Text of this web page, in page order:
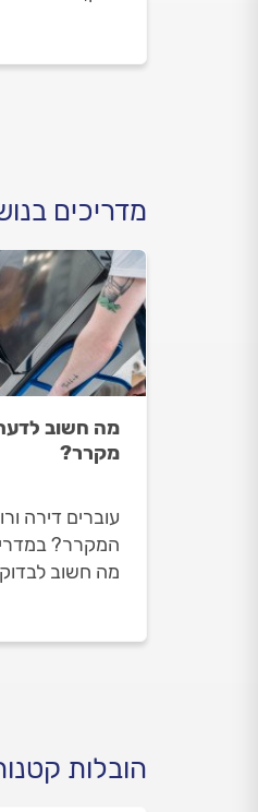
אנחנו נלווה
התהליך,
מדריכים
מה חשוב
מקרר?
עוברים דירה
המקרר?
מה חשוב
המקרר
את המקרר
הובלות